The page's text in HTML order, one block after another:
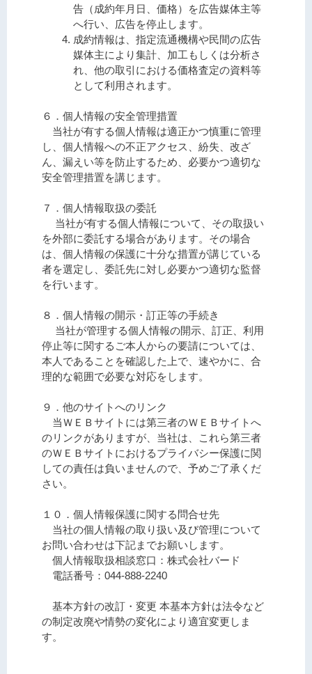
告（成約年月日、価格）を広告媒体主等
へ行い、広告を停止します。
成約情報は、指定流通機構や民間の広告
媒体主により集計、加工もしくは分析さ
れ、他の取引における価格査定の資料等
として利用されます。
６．個人情報の安全管理措置
当社が有する個人情報は適正かつ慎重に管理
し、個人情報への不正アクセス、紛失、改ざ
ん、漏えい等を防止するため、必要かつ適切な
安全管理措置を講じます。
７．個人情報取扱の委託
当社が有する個人情報について、その取扱い
を外部に委託する場合があります。その場合
は、個人情報の保護に十分な措置が講じている
者を選定し、委託先に対し必要かつ適切な監督
を行います。
８．個人情報の開示・訂正等の手続き
当社が管理する個人情報の開示、訂正、利用
停止等に関するご本人からの要請については、
本人であることを確認した上で、速やかに、合
理的な範囲で必要な対応をします。
９．他のサイトへのリンク
当ＷＥＢサイトには第三者のＷＥＢサイトへ
のリンクがありますが、当社は、これら第三者
のＷＥＢサイトにおけるプライバシー保護に関
しての責任は負いませんので、予めご了承くだ
さい。
１０．個人情報保護に関する問合せ先
当社の個人情報の取り扱い及び管理について
お問い合わせは下記までお願いします。
個人情報取扱相談窓口：株式会社バード
電話番号：044-888-2240
基本方針の改訂・変更 本基本方針は法令など
の制定改廃や情勢の変化により適宜変更しま
す。